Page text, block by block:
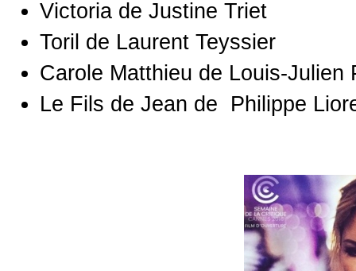
Victoria de Justine Triet
Toril de Laurent Teyssier
Carole Matthieu de Louis-Julien
Le Fils de Jean de Philippe